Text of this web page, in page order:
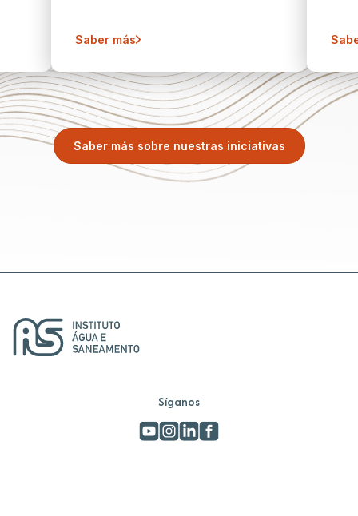
Saber más
Saber más sobre nuestras iniciativas
Síganos